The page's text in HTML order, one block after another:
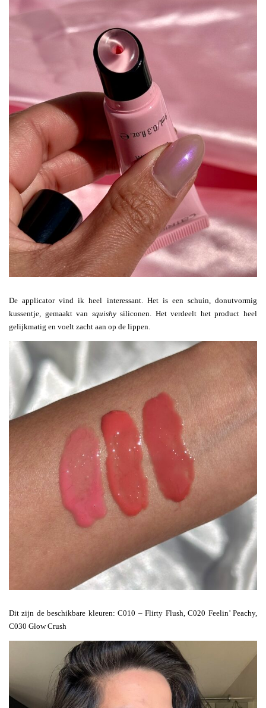
De applicator vind ik heel interessant. Het is een schuin, donutvormig
kussentje, gemaakt van squishysiliconen. Het verdeelt het product heel
gelijkmatig en voelt zacht aan op de lippen.
Dit zijn de beschikbare kleuren: C010 – Flirty Flush, C020 Feelin’ Peachy,
C030 Glow Crush